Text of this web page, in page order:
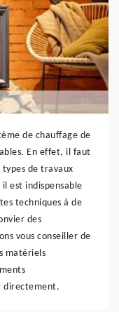
de chauffage de
En effet, il faut
de travaux
est indispensable
techniques à de
des
vous conseiller de
matériels
directement.